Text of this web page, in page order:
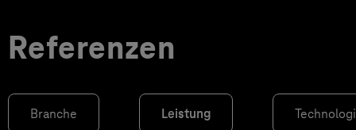
Referenzen
Branche Leistung